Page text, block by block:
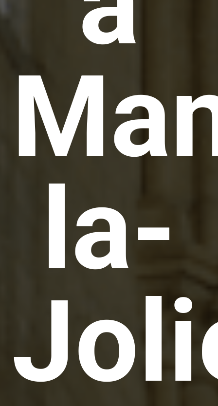
la-